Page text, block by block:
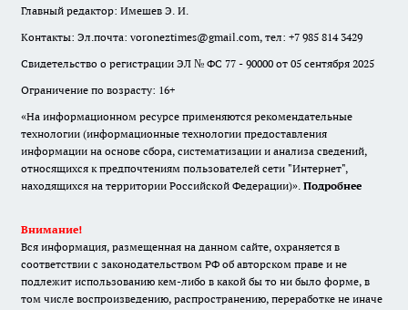
Главный редактор: Имешев Э. И.
Контакты: Эл.почта: voroneztimes@gmail.com, тел: +7 985 814 3429
Свидетельство о регистрации ЭЛ № ФС 77 - 90000 от 05 сентября 2025
Ограничение по возрасту: 16+
«На информационном ресурсе применяются рекомендательные
технологии (информационные технологии предоставления
информации на основе сбора, систематизации и анализа сведений,
относящихся к предпочтениям пользователей сети "Интернет",
находящихся на территории Российской Федерации)». Подробнее
Внимание!
Вся информация, размещенная на данном сайте, охраняется в
соответствии с законодательством РФ об авторском праве и не
подлежит использованию кем-либо в какой бы то ни было форме, в
том числе воспроизведению, распространению, переработке не иначе